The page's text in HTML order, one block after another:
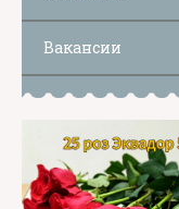
Вакансии